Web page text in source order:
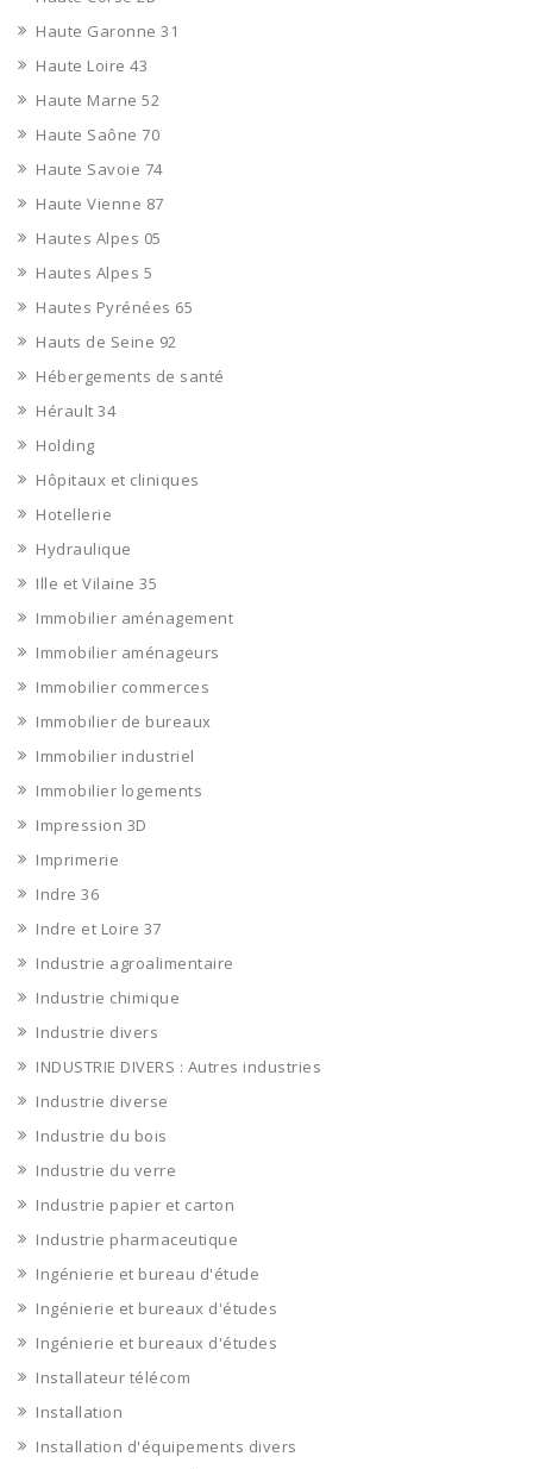
Haute Garonne 31
Haute Loire 43
Haute Marne 52
Haute Saône 70
Haute Savoie 74
Haute Vienne 87
Hautes Alpes 05
Hautes Alpes 5
Hautes Pyrénées 65
Hauts de Seine 92
Hébergements de santé
Hérault 34
Holding
Hôpitaux et cliniques
Hotellerie
Hydraulique
Ille et Vilaine 35
Immobilier aménagement
Immobilier aménageurs
Immobilier commerces
Immobilier de bureaux
Immobilier industriel
Immobilier logements
Impression 3D
Imprimerie
Indre 36
Indre et Loire 37
Industrie agroalimentaire
Industrie chimique
Industrie divers
INDUSTRIE DIVERS : Autres industries
Industrie diverse
Industrie du bois
Industrie du verre
Industrie papier et carton
Industrie pharmaceutique
Ingénierie et bureau d'étude
Ingénierie et bureaux d'études
Ingénierie et bureaux d'études
Installateur télécom
Installation
Installation d'équipements divers